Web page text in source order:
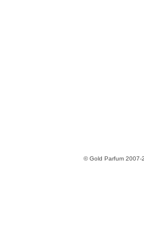
© Gold Parfum